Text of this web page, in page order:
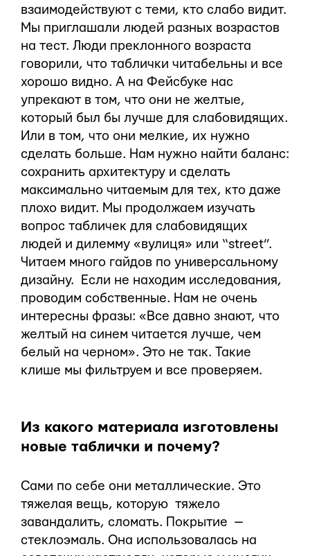
взаимодействуют с теми, кто слабо видит.
Мы приглашали людей разных возрастов
на тест. Люди преклонного возраста
говорили, что таблички читабельны и все
хорошо видно. А на Фейсбуке нас
упрекают в том, что они не желтые,
который был бы лучше для слабовидящих.
Или в том, что они мелкие, их нужно
сделать больше. Нам нужно найти баланс:
сохранить архитектуру и сделать
максимально читаемым для тех, кто даже
плохо видит. Мы продолжаем изучать
вопрос табличек для слабовидящих
людей и дилемму «вулиця» или “street”.
Читаем много гайдов по универсальному
дизайну. Если не находим исследования,
проводим собственные. Нам не очень
интересны фразы: «Все давно знают, что
желтый на синем читается лучше, чем
белый на черном». Это не так. Такие
клише мы фильтруем и все проверяем.
Из какого материала изготовлены
новые таблички и почему?
Сами по себе они металлические. Это
тяжелая вещь, которую тяжело
завандалить, сломать. Покрытие —
стеклоэмаль. Она использовалась на